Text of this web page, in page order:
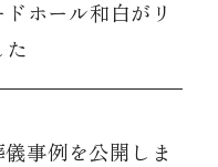
ホール和白がリ
た
事例を公開しま